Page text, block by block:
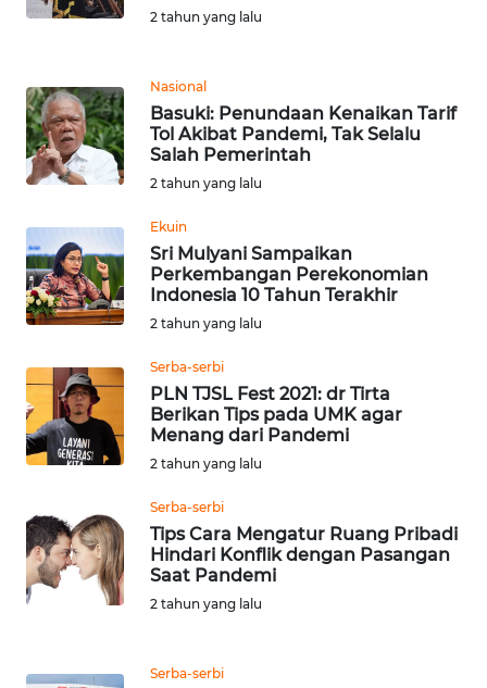
2 tahun yang lalu
Nasional
Basuki: Penundaan Kenaikan Tarif
Tol Akibat Pandemi, Tak Selalu
Salah Pemerintah
2 tahun yang lalu
Ekuin
Sri Mulyani Sampaikan
Perkembangan Perekonomian
Indonesia 10 Tahun Terakhir
2 tahun yang lalu
Serba-serbi
PLN TJSL Fest 2021: dr Tirta
Berikan Tips pada UMK agar
Menang dari Pandemi
2 tahun yang lalu
Serba-serbi
Tips Cara Mengatur Ruang Pribadi
Hindari Konflik dengan Pasangan
Saat Pandemi
2 tahun yang lalu
Serba-serbi
JABAR
BANTEN
WN
NTT
WN
KEPRI
WN
WN
PAPUA
BARAT
RIAU
WN
SERAMBI
JAMBI